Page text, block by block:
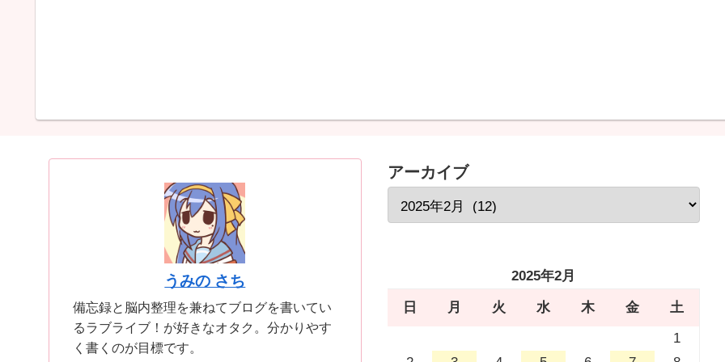
うみの さち
備忘録と脳内整理を兼ねてブログを書いてい
るラブライブ！が好きなオタク。分かりやす
く書くのが目標です。
アーカイブ
2025年2月
日 月 火 水 木 金
土
1